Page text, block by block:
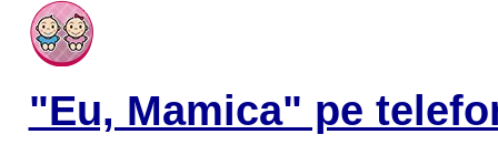
"Eu, Mamica" pe